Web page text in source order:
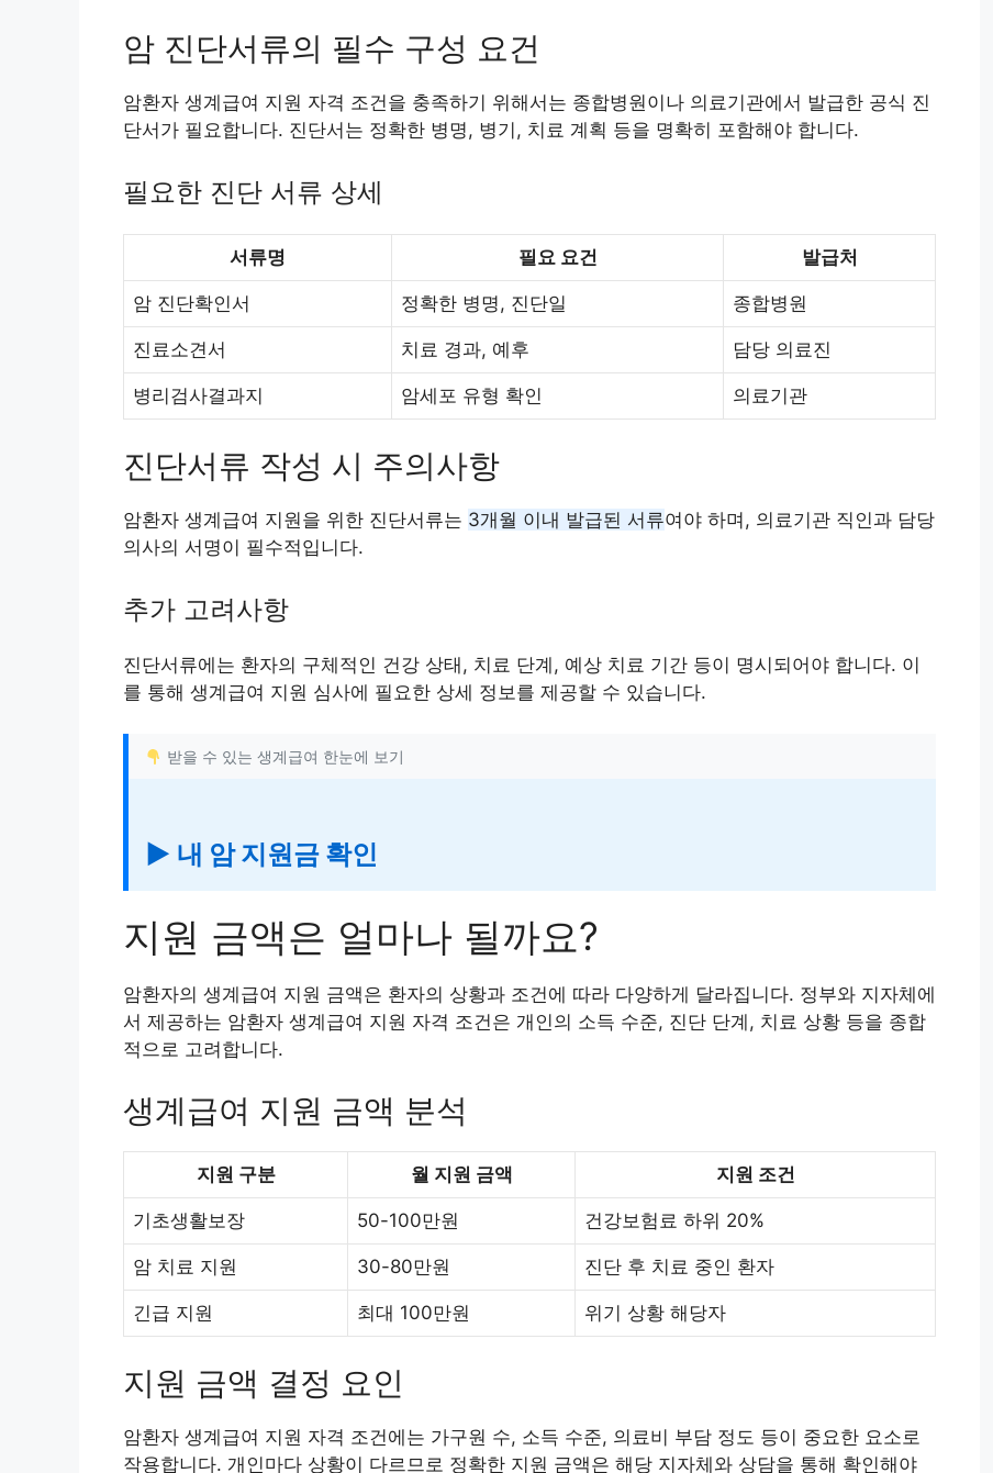
암 진단서류의 필수 구성 요건
암환자 생계급여 지원 자격 조건을 충족하기 위해서는 종합병원이나 의료기관에서 발급한 공식 진
단서가 필요합니다. 진단서는 정확한 병명, 병기, 치료 계획 등을 명확히 포함해야 합니다.
필요한 진단 서류 상세
서류명 필요 요건 발급처
암 진단확인서 정확한 병명, 진단일 종합병원
진료소견서 치료 경과, 예후 담당 의료진
병리검사결과지 암세포 유형 확인 의료기관
진단서류 작성 시 주의사항
암환자 생계급여 지원을 위한 진단서류는 3개월 이내 발급된 서류여야 하며, 의료기관 직인과 담당
의사의 서명이 필수적입니다.
추가 고려사항
진단서류에는 환자의 구체적인 건강 상태, 치료 단계, 예상 치료 기간 등이 명시되어야 합니다. 이
를 통해 생계급여 지원 심사에 필요한 상세 정보를 제공할 수 있습니다.
받을 수 있는 생계급여 한눈에 보기
▶ 내 암 지원금 확인
지원 금액은 얼마나 될까요?
암환자의 생계급여 지원 금액은 환자의 상황과 조건에 따라 다양하게 달라집니다. 정부와 지자체에
서 제공하는 암환자 생계급여 지원 자격 조건은 개인의 소득 수준, 진단 단계, 치료 상황 등을 종합
적으로 고려합니다.
생계급여 지원 금액 분석
지원 구분 월 지원 금액 지원 조건
기초생활보장 50-100만원 건강보험료 하위 20%
암 치료 지원 30-80만원 진단 후 치료 중인 환자
긴급 지원 최대 100만원 위기 상황 해당자
지원 금액 결정 요인
암환자 생계급여 지원 자격 조건에는 가구원 수, 소득 수준, 의료비 부담 정도 등이 중요한 요소로
작용합니다. 개인마다 상황이 다르므로 정확한 지원 금액은 해당 지자체와 상담을 통해 확인해야